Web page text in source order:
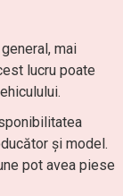
mai
lucru poate
și model.
pot avea piese